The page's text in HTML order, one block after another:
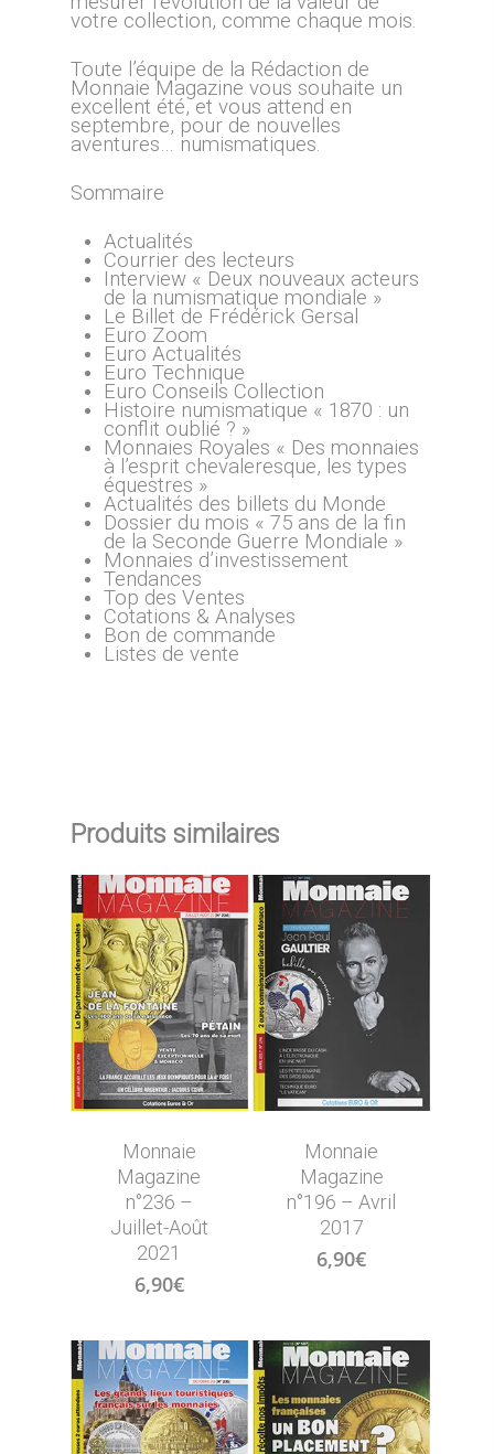
votre collection, comme chaque mois.
Toute l’équipe de la Rédaction de
Monnaie Magazine vous souhaite un
excellent été, et vous attend en
septembre, pour de nouvelles
aventures… numismatiques.
Sommaire
Actualités
Courrier des lecteurs
Interview « Deux nouveaux acteurs
de la numismatique mondiale »
Le Billet de Frédérick Gersal
Euro Zoom
Euro Actualités
Euro Technique
Euro Conseils Collection
Histoire numismatique « 1870 : un
conflit oublié ? »
Monnaies Royales « Des monnaies
à l’esprit chevaleresque, les types
équestres »
Actualités des billets du Monde
Dossier du mois « 75 ans de la fin
de la Seconde Guerre Mondiale »
Monnaies d’investissement
Tendances
Top des Ventes
Cotations & Analyses
Bon de commande
Listes de vente
Produits similaires
Monnaie
Magazine
n°236 –
Juillet-Août
2021
6,90€
Monnaie
Magazine
n°196 – Avril
2017
6,90€